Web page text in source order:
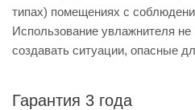
типах) помещениях с
Использование увлажнителя
создавать ситуации, опасные
Гарантия 3 года